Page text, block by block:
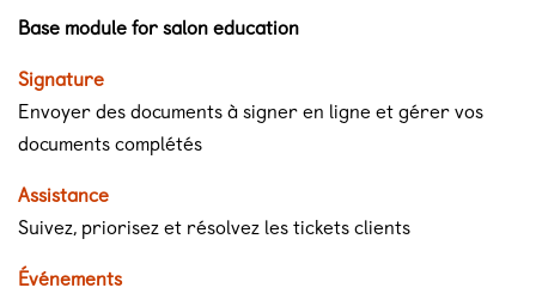
Base module for salon education
Signature
Envoyer des documents à signer en ligne et gérer vos
documents complétés
Assistance
Suivez, priorisez et résolvez les tickets clients
Événements